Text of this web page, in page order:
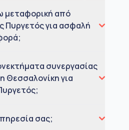
μεταφορική από
Πυργετός για ασφαλή
συνεργασίας
Θεσσαλονίκη για
σας;